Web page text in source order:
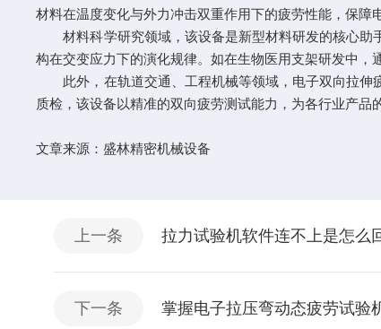
材料在温度变化与外力冲击双重作用下的疲劳性能，保障
材料科学研究领域，该设备是新型材料研发的核心助
构在交变应力下的演化规律。如在生物医用支架研发中，
此外，在轨道交通、工程机械等领域，电子双向拉伸
质检，该设备以精准的双向疲劳测试能力，为各行业产品
文章来源：盛林精密机械设备
上一条 拉力试验机软件连不上是怎么
下一条 掌握电子拉压弯动态疲劳试验